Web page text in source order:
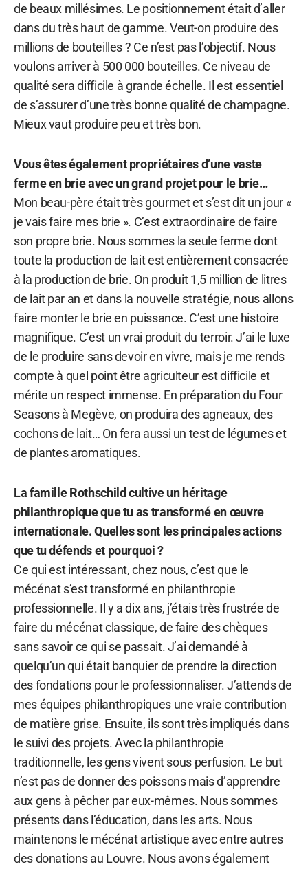
de beaux millésimes. Le positionnement était d’aller
dans du très haut de gamme. Veut-on produire des
millions de bouteilles ? Ce n’est pas l’objectif. Nous
voulons arriver à 500 000 bouteilles. Ce niveau de
qualité sera difficile à grande échelle. Il est essentiel
de s’assurer d’une très bonne qualité de champagne.
Mieux vaut produire peu et très bon.
Vous êtes également propriétaires d’une vaste
ferme en brie avec un grand projet pour le brie…
Mon beau-père était très gourmet et s’est dit un jour «
je vais faire mes brie ». C’est extraordinaire de faire
son propre brie. Nous sommes la seule ferme dont
toute la production de lait est entièrement consacrée
à la production de brie. On produit 1,5 million de litres
de lait par an et dans la nouvelle stratégie, nous allons
faire monter le brie en puissance. C’est une histoire
magnifique. C’est un vrai produit du terroir. J’ai le luxe
de le produire sans devoir en vivre, mais je me rends
compte à quel point être agriculteur est difficile et
mérite un respect immense. En préparation du Four
Seasons à Megève, on produira des agneaux, des
cochons de lait… On fera aussi un test de légumes et
de plantes aromatiques.
La famille Rothschild cultive un héritage
philanthropique que tu as transformé en œuvre
internationale. Quelles sont les principales actions
que tu défends et pourquoi ?
Ce qui est intéressant, chez nous, c’est que le
mécénat s’est transformé en philanthropie
professionnelle. Il y a dix ans, j’étais très frustrée de
faire du mécénat classique, de faire des chèques
sans savoir ce qui se passait. J’ai demandé à
quelqu’un qui était banquier de prendre la direction
des fondations pour le professionnaliser. J’attends de
mes équipes philanthropiques une vraie contribution
de matière grise. Ensuite, ils sont très impliqués dans
le suivi des projets. Avec la philanthropie
traditionnelle, les gens vivent sous perfusion. Le but
n’est pas de donner des poissons mais d’apprendre
aux gens à pêcher par eux-mêmes. Nous sommes
présents dans l’éducation, dans les arts. Nous
maintenons le mécénat artistique avec entre autres
des donations au Louvre. Nous avons également